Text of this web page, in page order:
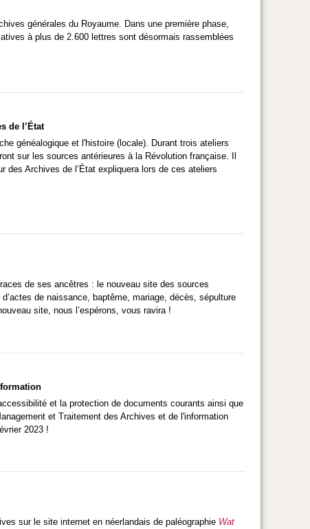
générales du Royaume. Dans une première phase,
à plus de 2.600 lettres sont désormais rassemblées
de l’État
généalogique et l'histoire (locale). Durant trois ateliers
sur les sources antérieures à la Révolution française. Il
des Archives de l’État expliquera lors de ces ateliers
de ses ancêtres : le nouveau site des sources
de naissance, baptême, mariage, décès, sépulture
site, nous l’espérons, vous ravira !
et la protection de documents courants ainsi que
et Traitement des Archives et de l'information
2023 !
sur le site internet en néerlandais de paléographie Wat